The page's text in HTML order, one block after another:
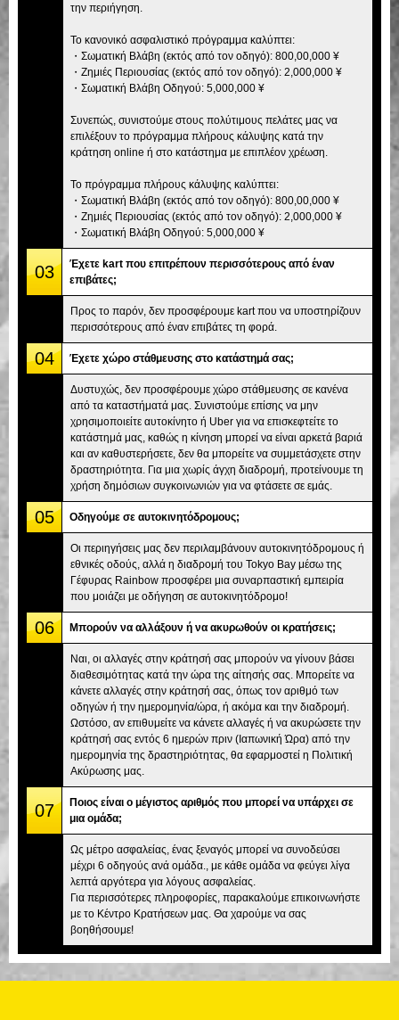
την περιήγηση.
Το κανονικό ασφαλιστικό πρόγραμμα καλύπτει:
・Σωματική Βλάβη (εκτός από τον οδηγό): 800,00,000 ¥
・Ζημιές Περιουσίας (εκτός από τον οδηγό): 2,000,000 ¥
・Σωματική Βλάβη Οδηγού: 5,000,000 ¥
Συνεπώς, συνιστούμε στους πολύτιμους πελάτες μας να
επιλέξουν το πρόγραμμα πλήρους κάλυψης κατά την
κράτηση online ή στο κατάστημα με επιπλέον χρέωση.
Το πρόγραμμα πλήρους κάλυψης καλύπτει:
・Σωματική Βλάβη (εκτός από τον οδηγό): 800,00,000 ¥
・Ζημιές Περιουσίας (εκτός από τον οδηγό): 2,000,000 ¥
・Σωματική Βλάβη Οδηγού: 5,000,000 ¥
03
Έχετε kart που επιτρέπουν περισσότερους από έναν
επιβάτες;
Προς το παρόν, δεν προσφέρουμε kart που να υποστηρίζουν
περισσότερους από έναν επιβάτες τη φορά.
04 Έχετε χώρο στάθμευσης στο κατάστημά σας;
Δυστυχώς, δεν προσφέρουμε χώρο στάθμευσης σε κανένα
από τα καταστήματά μας. Συνιστούμε επίσης να μην
χρησιμοποιείτε αυτοκίνητο ή Uber για να επισκεφτείτε το
κατάστημά μας, καθώς η κίνηση μπορεί να είναι αρκετά βαριά
και αν καθυστερήσετε, δεν θα μπορείτε να συμμετάσχετε στην
δραστηριότητα. Για μια χωρίς άγχη διαδρομή, προτείνουμε τη
χρήση δημόσιων συγκοινωνιών για να φτάσετε σε εμάς.
05 Οδηγούμε σε αυτοκινητόδρομους;
Οι περιηγήσεις μας δεν περιλαμβάνουν αυτοκινητόδρομους ή
εθνικές οδούς, αλλά η διαδρομή του Tokyo Bay μέσω της
Γέφυρας Rainbow προσφέρει μια συναρπαστική εμπειρία
που μοιάζει με οδήγηση σε αυτοκινητόδρομο!
06 Μπορούν να αλλάξουν ή να ακυρωθούν οι κρατήσεις;
Ναι, οι αλλαγές στην κράτησή σας μπορούν να γίνουν βάσει
διαθεσιμότητας κατά την ώρα της αίτησής σας. Μπορείτε να
κάνετε αλλαγές στην κράτησή σας, όπως τον αριθμό των
οδηγών ή την ημερομηνία/ώρα, ή ακόμα και την διαδρομή.
Ωστόσο, αν επιθυμείτε να κάνετε αλλαγές ή να ακυρώσετε την
κράτησή σας εντός 6 ημερών πριν (Ιαπωνική Ώρα) από την
ημερομηνία της δραστηριότητας, θα εφαρμοστεί η Πολιτική
Ακύρωσης μας.
07
Ποιος είναι ο μέγιστος αριθμός που μπορεί να υπάρχει σε
μια ομάδα;
Ως μέτρο ασφαλείας, ένας ξεναγός μπορεί να συνοδεύσει
μέχρι 6 οδηγούς ανά ομάδα., με κάθε ομάδα να φεύγει λίγα
λεπτά αργότερα για λόγους ασφαλείας.
Για περισσότερες πληροφορίες, παρακαλούμε επικοινωνήστε
με το Κέντρο Κρατήσεων μας. Θα χαρούμε να σας
βοηθήσουμε!